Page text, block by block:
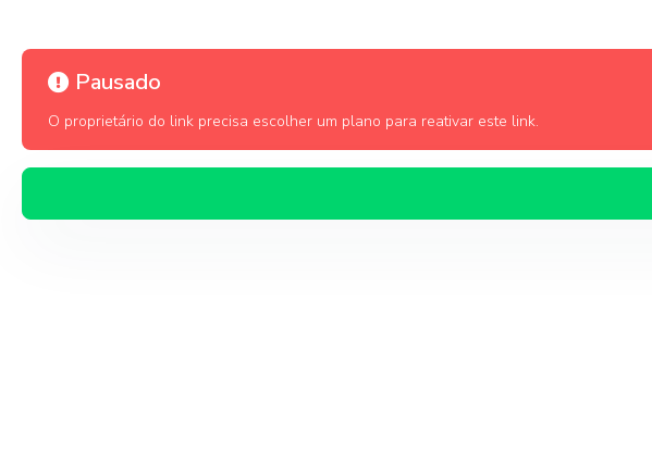
Pausado
O proprietário do link precisa escolher um plano para reativar este link.